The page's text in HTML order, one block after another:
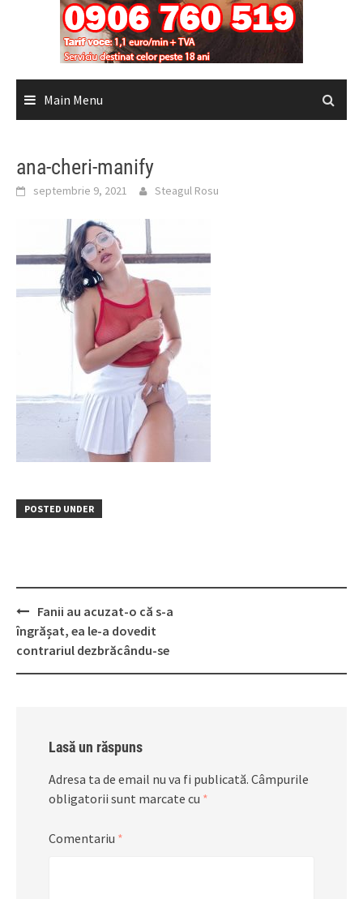
Main Menu
ana-cheri-manify
septembrie 9, 2021 Steagul Rosu
POSTED UNDER
Post
navigation
Fanii au acuzat-o că s-a
îngrășat, ea le-a dovedit
contrariul dezbrăcându-se
Lasă un răspuns
Adresa ta de email nu va fi publicată. Câmpurile
obligatorii sunt marcate cu *
Comentariu *